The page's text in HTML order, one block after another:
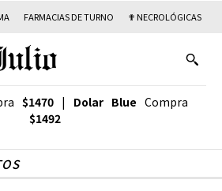
FARMACIAS DE TURNO ✟ NECROLÓGICAS
$1470 | Dolar Blue Compra
$1492